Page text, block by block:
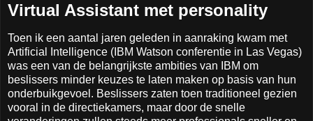
Virtual Assistant met personality
Toen ik een aantal jaren geleden in aanraking kwam met
Artificial Intelligence (IBM Watson conferentie in Las Vegas)
was een van de belangrijkste ambities van IBM om
beslissers minder keuzes te laten maken op basis van hun
onderbuikgevoel. Beslissers zaten toen traditioneel gezien
vooral in de directiekamers, maar door de snelle